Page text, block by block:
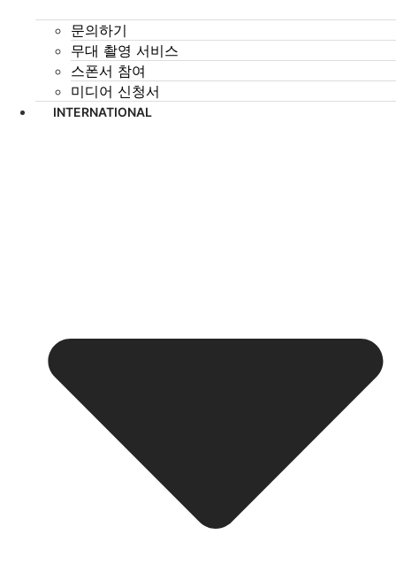
문의하기
무대 촬영 서비스
스폰서 참여
미디어 신청서
INTERNATIONAL